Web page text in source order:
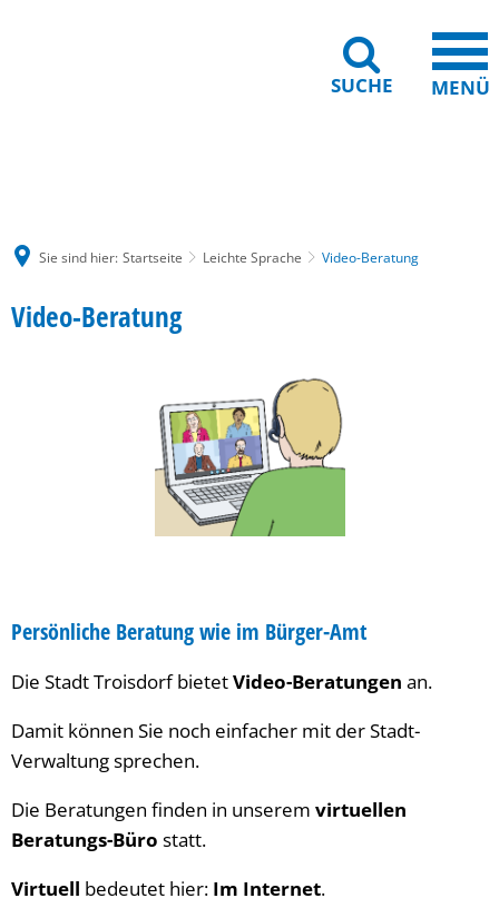
SUCHE MENÜ
Sie sind hier: Startseite Leichte Sprache Video-Beratung
Video-
Video-Beratung
Persönliche Beratung wie im Bürger-Amt
Die Stadt Troisdorf bietetVideo-Beratungen an.
Damit können Sie noch einfacher mit der Stadt-
Verwaltung sprechen.
Die Beratungen finden in unserem virtuellen
Beratungs-Büro statt.
Virtuell bedeutet hier: Im Internet.